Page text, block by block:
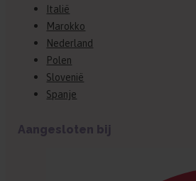
Italië
Marokko
Nederland
Polen
Slovenië
Spanje
Aangesloten bij